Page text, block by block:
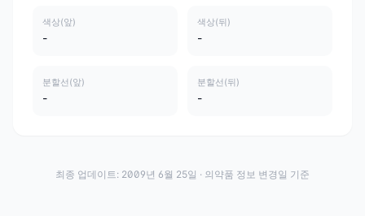
색상(앞)
-
색상(뒤)
-
분할선(앞)
-
분할선(뒤)
-
최종 업데이트: 2009년 6월 25일 · 의약품 정보 변경일 기준